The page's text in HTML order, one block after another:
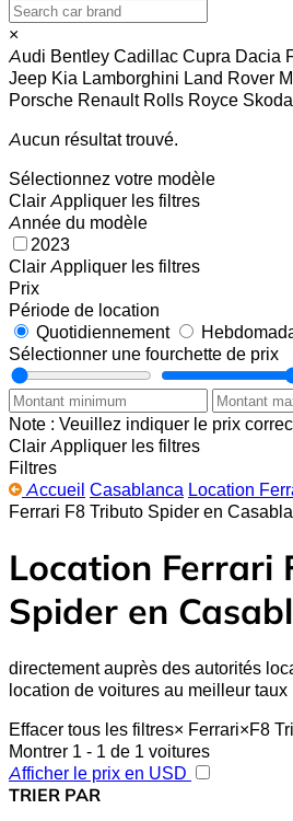
×
Audi Bentley Cadillac Cupra Dacia
Jeep Kia Lamborghini Land Rover
Porsche Renault Rolls Royce Skoda
Aucun résultat trouvé.
Sélectionnez votre modèle
Clair Appliquer les filtres
Année du modèle
2023
Clair Appliquer les filtres
Prix
Période de location
Quotidiennement
Sélectionner une fourchette de prix
Note : Veuillez indiquer le prix
Clair Appliquer les filtres
Filtres
Accueil Casablanca Location
Ferrari F8 Tributo Spider en
Location Ferrari
Spider en
directement auprès des autorités
location de voitures au meilleur taux
Effacer tous les filtres× Ferrari×F8
Montrer 1 - 1 de 1 voitures
Afficher le prix en USD
TRIER PAR